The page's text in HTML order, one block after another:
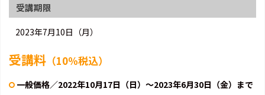
受講期限
2023年7月10日（月）
受講料 （10％税込）
一般価格／2022年10月17日（日）～2023年6月30日（金）まで